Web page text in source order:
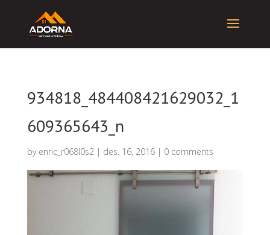
934818_484408421629032_1
609365643_n
by enric_r068l0s2| des. 16, 2016| 0 comments